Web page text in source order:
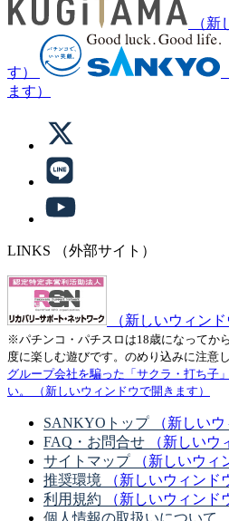
（
す）
ます）
LINKS （外部サイト）
（新しいウィン
※パチンコ・パチスロは18歳になってから
度に楽しむ遊びです。のめり込みに注意し
グループ会社を騙った「サクラ・打ち子
い。
（新しいウィンドウで開きます）
SANKYOトップ
（新しい
FAQ・お問合せ
（新しいウ
サイトマップ
（新しいウィ
推奨環境
（新しいウィンド
利用規約
（新しいウィンド